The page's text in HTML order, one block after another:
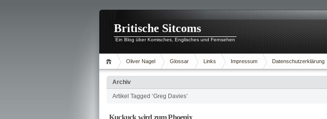
Britische Sitcoms
Ein Blog über Komisches, Englisches und Fernsehen
Oliver Nagel Glossar Links Impressum Datenschutzerklärung
Archiv
Artikel Tagged ‘Greg Davies’
Kuckuck wird zum Phoenix